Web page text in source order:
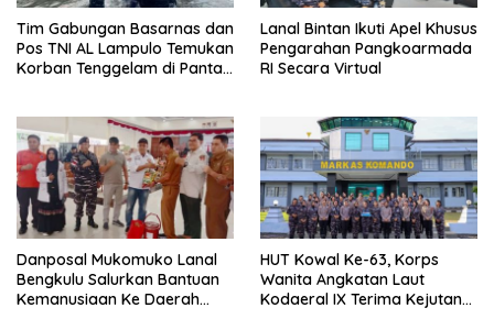
Tim Gabungan Basarnas dan
Pos TNI AL Lampulo Temukan
Korban Tenggelam di Pantai
Lanal Bintan Ikuti Apel Khusus
Pengarahan Pangkoarmada
RI Secara Virtual
Danposal Mukomuko Lanal
Bengkulu Salurkan Bantuan
Kemanusiaan Ke Daerah
HUT Kowal Ke-63, Korps
Wanita Angkatan Laut
Kodaeral IX Terima Kejutan